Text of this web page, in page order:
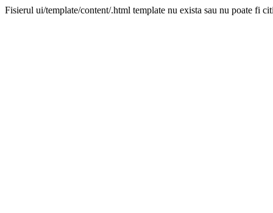
Fisierul ui/template/content/.html template nu exista sau nu poate fi